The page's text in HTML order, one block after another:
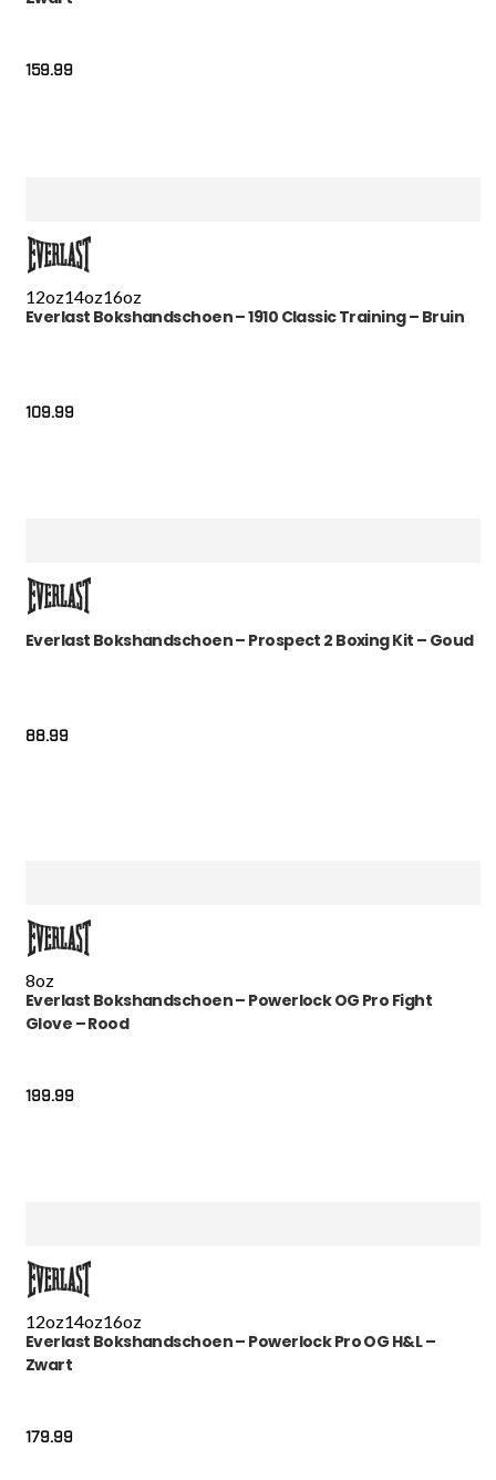
159.99
12oz14oz16oz
Everlast Bokshandschoen – 1910 Classic Training – Bruin
109.99
Everlast Bokshandschoen – Prospect 2 Boxing Kit – Goud
88.99
8oz
Everlast Bokshandschoen – Powerlock OG Pro Fight
Glove – Rood
199.99
12oz14oz16oz
Everlast Bokshandschoen – Powerlock Pro OG H&L –
Zwart
179.99